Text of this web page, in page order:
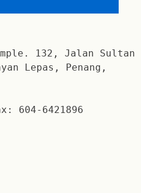
132, Jalan Sultan
Lepas, Penang,
604-6421896